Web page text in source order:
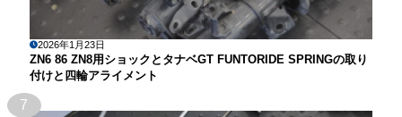
2026年1月23日
ZN6 86 ZN8用ショックとタナベGT FUNTORIDE SPRINGの取り
付けと四輪アライメント
7